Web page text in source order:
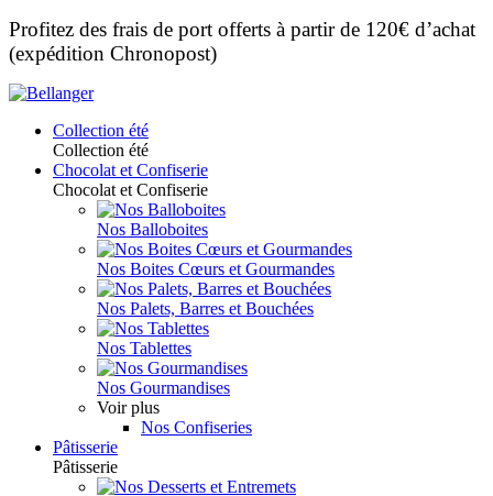
Profitez des frais de port offerts à partir de 120€ d’achat
(expédition Chronopost)
Collection été
Collection été
Chocolat et Confiserie
Chocolat et Confiserie
Nos Balloboites
Nos Boites Cœurs et Gourmandes
Nos Palets, Barres et Bouchées
Nos Tablettes
Nos Gourmandises
Voir plus
Nos Confiseries
Pâtisserie
Pâtisserie